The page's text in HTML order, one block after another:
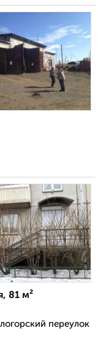
81 м²
переулок